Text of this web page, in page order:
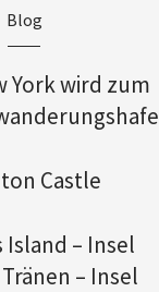
Blog
York wird zum
Castle
Island – Insel
– Insel